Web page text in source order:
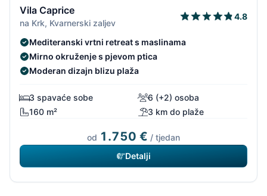
Vila Caprice
na Krk, Kvarnerski zaljev
4.8
Mediteranski vrtni retreat s maslinama
Mirno okruženje s pjevom ptica
Moderan dizajn blizu plaža
3 spavaće sobe
6 (+2) osoba
160 m²
3 km do plaže
od 1.750 € / tjedan
Detalji